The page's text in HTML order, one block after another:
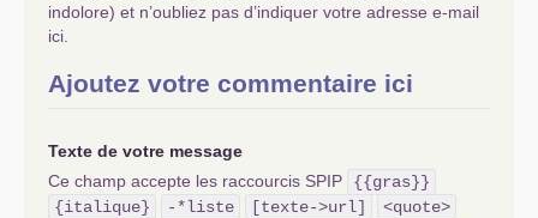
indolore) et n’oubliez pas d’indiquer votre adresse e-mail
ici.
Ajoutez votre commentaire ici
Texte de votre message
Ce champ accepte les raccourcis SPIP
{{gras}}
{italique}
-*liste [texte->url]
<quote>